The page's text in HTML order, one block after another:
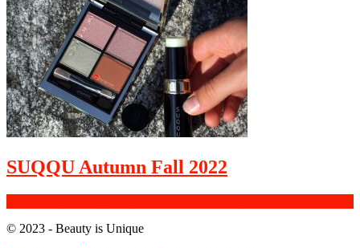
SUQQU Autumn Fall 2022
© 2023 - Beauty is Unique